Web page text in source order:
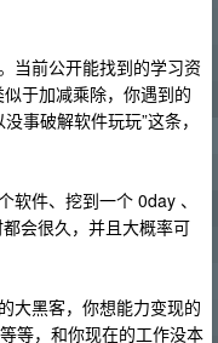
当前公开能找到的学习资
于加减乘除，你遇到的
事破解软件玩玩”这条，
软件、挖到一个 0day 、
会很久，并且大概率可
大黑客，你想能力变现的
等，和你现在的工作没本